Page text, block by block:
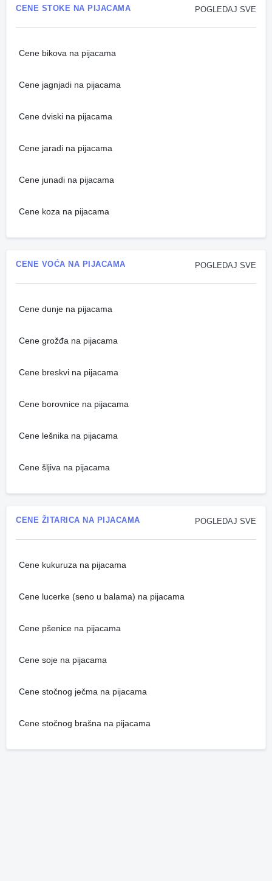
POGLEDAJ SVE
CENE STOKE NA PIJACAMA
Cene bikova na pijacama
Cene jagnjadi na pijacama
Cene dviski na pijacama
Cene jaradi na pijacama
Cene junadi na pijacama
Cene koza na pijacama
POGLEDAJ SVE
CENE VOĆA NA PIJACAMA
Cene dunje na pijacama
Cene grožđa na pijacama
Cene breskvi na pijacama
Cene borovnice na pijacama
Cene lešnika na pijacama
Cene šljiva na pijacama
POGLEDAJ SVE
CENE ŽITARICA NA PIJACAMA
Cene kukuruza na pijacama
Cene lucerke (seno u balama) na pijacama
Cene pšenice na pijacama
Cene soje na pijacama
Cene stočnog ječma na pijacama
Cene stočnog brašna na pijacama